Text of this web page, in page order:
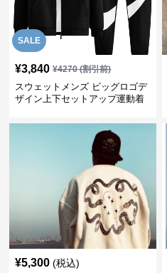
SALE
¥3,840 ¥4270(割引前)
スウェットメンズ ビッグロゴデ
ザイン上下セットアップ運動着
¥5,300 (税込)